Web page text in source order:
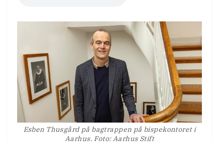
Esben Thusgård på bagtrappen på bispekontoret i
Aarhus. Foto: Aarhus Stift